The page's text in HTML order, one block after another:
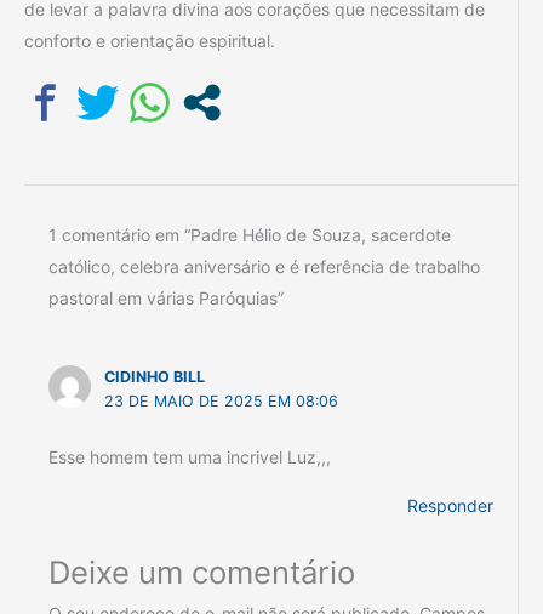
de levar a palavra divina aos corações que necessitam de
conforto e orientação espiritual.
1 comentário em “Padre Hélio de Souza, sacerdote
católico, celebra aniversário e é referência de trabalho
pastoral em várias Paróquias”
CIDINHO BILL
23 DE MAIO DE 2025 EM 08:06
Esse homem tem uma incrivel Luz,,,
Responder
Deixe um comentário